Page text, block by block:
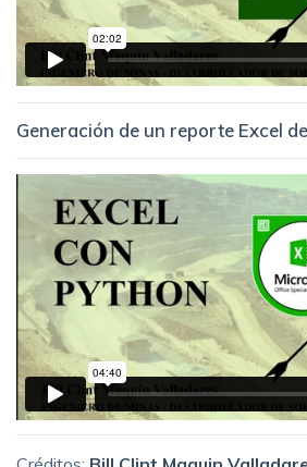
Generación de un reporte Excel